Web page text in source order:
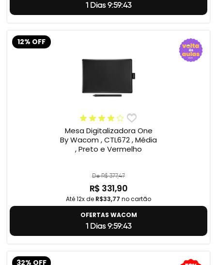
1 Dias 9:59:42
12% OFF
Mesa Digitalizadora One
By Wacom , CTL672 , Média
, Preto e Vermelho
De R$ 377,47
R$ 331,90
Até 12x de R$33,77 no cartão
OFERTAS WACOM
1 Dias 9:59:42
32% OFF